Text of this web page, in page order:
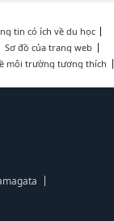
tin có ích về du học
Sơ đồ của trang web
môi trường tương thích